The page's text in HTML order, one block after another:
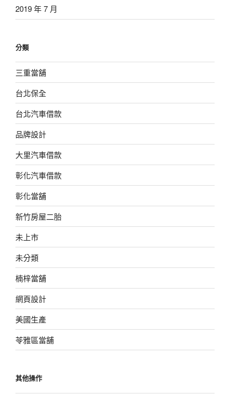
2019 年 7 月
分類
三重當舖
台北保全
台北汽車借款
品牌設計
大里汽車借款
彰化汽車借款
彰化當舖
新竹房屋二胎
未上市
未分類
楠梓當舖
網頁設計
美國生產
苓雅區當舖
其他操作